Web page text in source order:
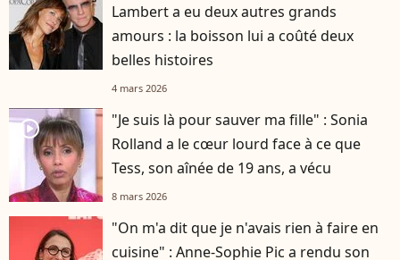
Lambert a eu deux autres grands
amours : la boisson lui a coûté deux
belles histoires
4 mars 2026
player2
"Je suis là pour sauver ma fille" : Sonia
Rolland a le cœur lourd face à ce que
Tess, son aînée de 19 ans, a vécu
8 mars 2026
"On m'a dit que je n'avais rien à faire en
cuisine" : Anne-Sophie Pic a rendu son